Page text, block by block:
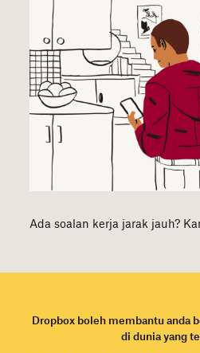
Ada soalan kerja jarak jauh?
Dropbox boleh membantu anda
di dunia yang